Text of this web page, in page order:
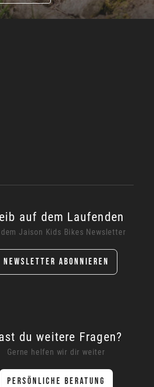
auf dem Laufenden
Jaison Kids Bikes Newsletter
NEWSLETTER ABONNIEREN
du weitere Fragen?
Gerne helfen wir dir weiter
PERSÖNLICHE BERATUNG